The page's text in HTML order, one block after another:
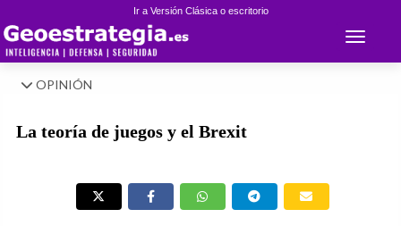
Ir a Versión Clásica o escritorio
Toggle
OPINIÓN
La teoría de juegos y el Brexit